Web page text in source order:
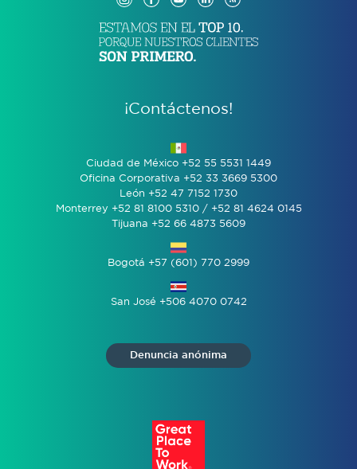
¡Contáctenos!
Ciudad de México +52 55 5531 1449
Oficina Corporativa +52 33 3669 5300
León +52 47 7152 1730
Monterrey +52 81 8100 5310 / +52 81 4624 0145
Tijuana +52 66 4873 5609
Bogotá +57 (601) 770 2999
San José +506 4070 0742
Denuncia anónima